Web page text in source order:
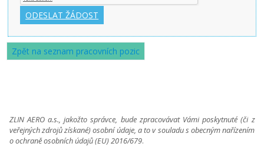
Zpět na seznam pracovních pozic
ZLIN AERO a.s., jakožto správce, bude zpracovávat Vámi poskytnuté (či z
veřejných zdrojů získané) osobní údaje, a to v souladu s obecným nařízením
o ochraně osobních údajů (EU) 2016/679.